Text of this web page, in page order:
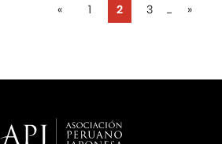
« 1 2 3 ... »